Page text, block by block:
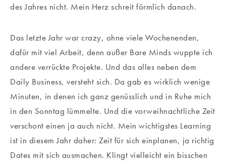
des Jahres nicht. Mein Herz schreit förmlich danach.
Das letzte Jahr war crazy, ohne viele Wochenenden,
dafür mit viel Arbeit, denn außer Bare Minds wuppte ich
andere verrückte Projekte. Und das alles neben dem
Daily Business, versteht sich. Da gab es wirklich wenige
Minuten, in denen ich ganz genüsslich und in Ruhe mich
in den Sonntag lümmelte. Und die vorweihnachtliche Zeit
verschont einen ja auch nicht. Mein wichtigstes Learning
ist in diesem Jahr daher: Zeit für sich einplanen, ja richtig
Dates mit sich ausmachen. Klingt vielleicht ein bisschen